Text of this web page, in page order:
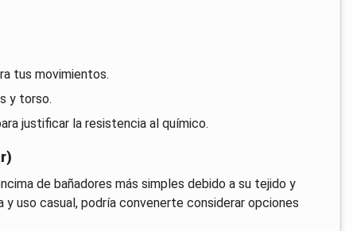
tus movimientos.
y torso.
justificar la resistencia al químico.
de bañadores más simples debido a su tejido y
uso casual, podría convenerte considerar opciones